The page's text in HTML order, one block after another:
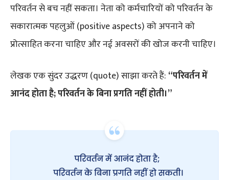
परिवर्तन से बच नहीं सकता। नेता को कर्मचारियों को परिवर्तन के
सकारात्मक पहलुओं (positive aspects) को अपनाने को
प्रोत्साहित करना चाहिए और नई अवसरों की खोज करनी चाहिए।
लेखक एक सुंदर उद्धरण (quote) साझा करते हैं: “परिवर्तन में
आनंद होता है; परिवर्तन के बिना प्रगति नहीं होती।”